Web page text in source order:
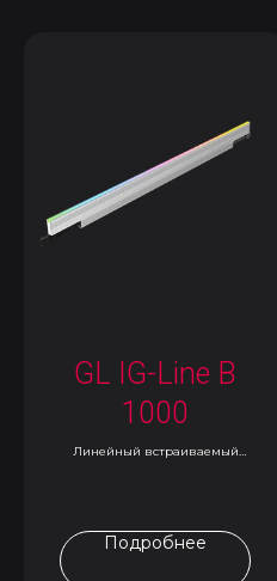
GL IG-Line B
1000
Линейный встраиваемый
Подробнее